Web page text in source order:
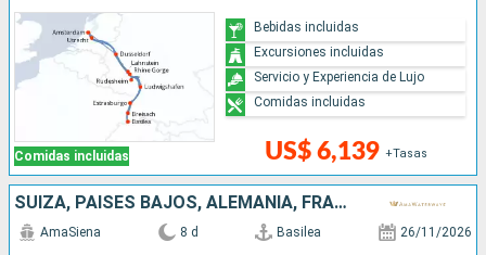
Comidas incluidas US$ 6,139 +Tasas
Bebidas incluidas
Excursiones incluidas
Servicio y Experiencia de Lujo
Comidas incluidas
SUIZA, PAISES BAJOS, ALEMANIA, FRANCIA
AmaSiena 8 d Basilea 26/11/2026